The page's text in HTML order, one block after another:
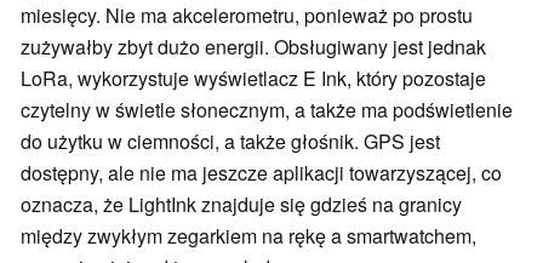
miesięcy. Nie ma akcelerometru, ponieważ po prostu
zużywałby zbyt dużo energii. Obsługiwany jest jednak
LoRa, wykorzystuje wyświetlacz E Ink, który pozostaje
czytelny w świetle słonecznym, a także ma podświetlenie
do użytku w ciemności, a także głośnik. GPS jest
dostępny, ale nie ma jeszcze aplikacji towarzyszącej, co
oznacza, że LightInk znajduje się gdzieś na granicy
między zwykłym zegarkiem na rękę a smartwatchem,